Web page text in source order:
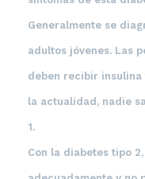
Generalmente se
adultos jóvenes. Las
deben recibir insulina
la actualidad, nadie
1.
Con la diabetes tipo 2